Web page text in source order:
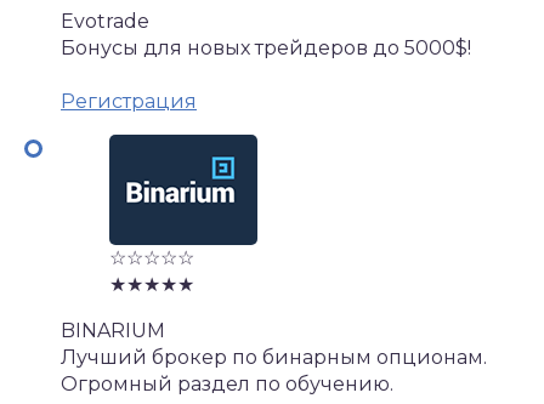
Evotrade
Бонусы для новых трейдеров до 5000$!
Регистрация
☆☆☆☆☆
★★★★★
BINARIUM
Лучший брокер по бинарным опционам.
Огромный раздел по обучению.